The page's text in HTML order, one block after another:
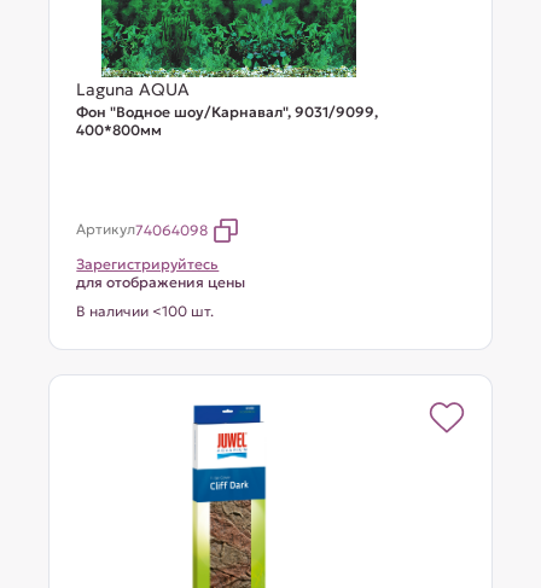
Laguna AQUA
Фон "Водное шоу/Карнавал", 9031/9099,
400*800мм
Артикул74064098
Зарегистрируйтесь
для отображения цены
В наличии <100 шт.